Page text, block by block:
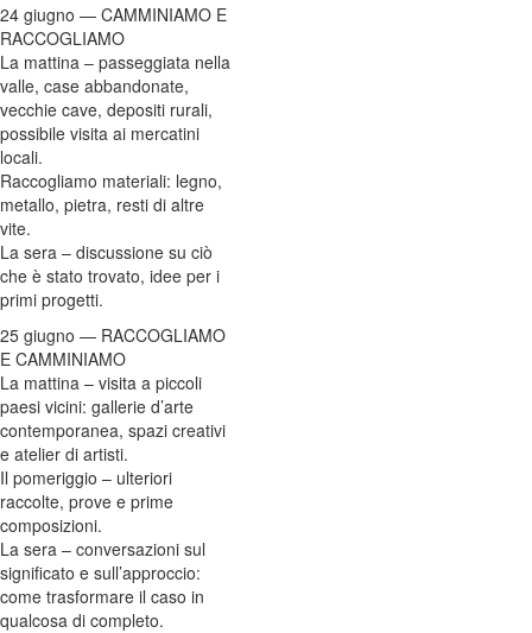
24 giugno — CAMMINIAMO E
RACCOGLIAMO
La mattina – passeggiata nella
valle, case abbandonate,
vecchie cave, depositi rurali,
possibile visita ai mercatini
locali.
Raccogliamo materiali: legno,
metallo, pietra, resti di altre
vite.
La sera – discussione su ciò
che è stato trovato, idee per i
primi progetti.
25 giugno — RACCOGLIAMO
E CAMMINIAMO
La mattina – visita a piccoli
paesi vicini: gallerie d’arte
contemporanea, spazi creativi
e atelier di artisti.
Il pomeriggio – ulteriori
raccolte, prove e prime
composizioni.
La sera – conversazioni sul
significato e sull’approccio:
come trasformare il caso in
qualcosa di completo.